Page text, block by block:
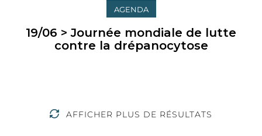
AGENDA
19/06 > Journée mondiale de lutte
contre la drépanocytose
AFFICHER PLUS DE RÉSULTATS